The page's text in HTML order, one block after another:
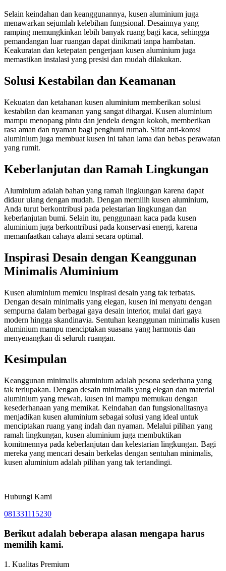
Selain keindahan dan keanggunannya, kusen aluminium juga
menawarkan sejumlah kelebihan fungsional. Desainnya yang
ramping memungkinkan lebih banyak ruang bagi kaca, sehingga
pemandangan luar ruangan dapat dinikmati tanpa hambatan.
Keakuratan dan ketepatan pengerjaan kusen aluminium juga
memastikan instalasi yang presisi dan mudah dilakukan.
Solusi Kestabilan dan Keamanan
Kekuatan dan ketahanan kusen aluminium memberikan solusi
kestabilan dan keamanan yang sangat dihargai. Kusen aluminium
mampu menopang pintu dan jendela dengan kokoh, memberikan
rasa aman dan nyaman bagi penghuni rumah. Sifat anti-korosi
aluminium juga membuat kusen ini tahan lama dan bebas perawatan
yang rumit.
Keberlanjutan dan Ramah Lingkungan
Aluminium adalah bahan yang ramah lingkungan karena dapat
didaur ulang dengan mudah. Dengan memilih kusen aluminium,
Anda turut berkontribusi pada pelestarian lingkungan dan
keberlanjutan bumi. Selain itu, penggunaan kaca pada kusen
aluminium juga berkontribusi pada konservasi energi, karena
memanfaatkan cahaya alami secara optimal.
Inspirasi Desain dengan Keanggunan
Minimalis Aluminium
Kusen aluminium memicu inspirasi desain yang tak terbatas.
Dengan desain minimalis yang elegan, kusen ini menyatu dengan
sempurna dalam berbagai gaya desain interior, mulai dari gaya
modern hingga skandinavia. Sentuhan keanggunan minimalis kusen
aluminium mampu menciptakan suasana yang harmonis dan
menyenangkan di seluruh ruangan.
Kesimpulan
Keanggunan minimalis aluminium adalah pesona sederhana yang
tak terlupakan. Dengan desain minimalis yang elegan dan material
aluminium yang mewah, kusen ini mampu memukau dengan
kesederhanaan yang memikat. Keindahan dan fungsionalitasnya
menjadikan kusen aluminium sebagai solusi yang ideal untuk
menciptakan ruang yang indah dan nyaman. Melalui pilihan yang
ramah lingkungan, kusen aluminium juga membuktikan
komitmennya pada keberlanjutan dan kelestarian lingkungan. Bagi
mereka yang mencari desain berkelas dengan sentuhan minimalis,
kusen aluminium adalah pilihan yang tak tertandingi.
Hubungi Kami
081331115230
Berikut adalah beberapa alasan mengapa harus
memilih kami.
1. Kualitas Premium